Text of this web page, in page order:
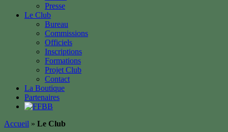
Presse
Le Club
Bureau
Commissions
Officiels
Inscriptions
Formations
Projet Club
Contact
La Boutique
Partenaires
Accueil » Le Club